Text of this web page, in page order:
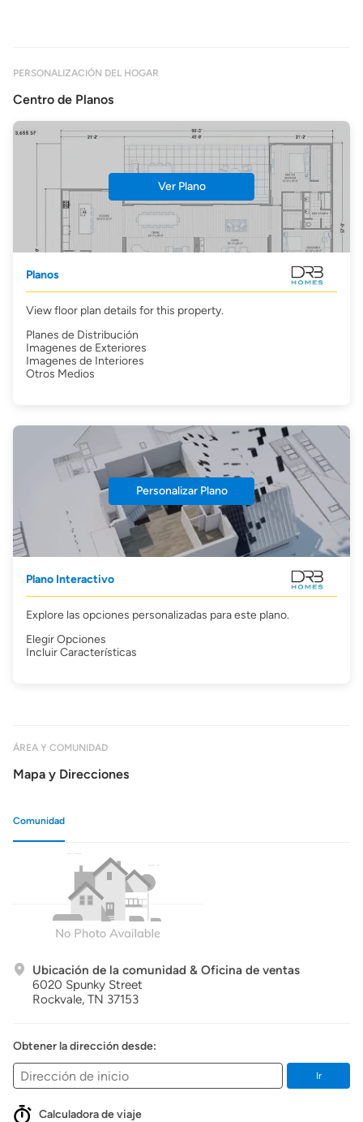
PERSONALIZACIÓN DEL HOGAR
Centro de Planos
Ver Plano
Planos
View floor plan details for this property.
Planes de Distribución
Imagenes de Exteriores
Imagenes de Interiores
Otros Medios
Personalizar Plano
Plano Interactivo
Explore las opciones personalizadas para este plano.
Elegir Opciones
Incluir Características
ÁREA Y COMUNIDAD
Mapa y Direcciones
Comunidad
Ubicación de la comunidad & Oficina de ventas
6020 Spunky Street
Rockvale, TN 37153
Obtener la dirección desde:
Ir
Calculadora de viaje